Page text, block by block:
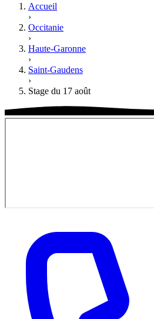
Accueil
›
Occitanie
›
Haute-Garonne
›
Saint-Gaudens
›
Stage du 17 août